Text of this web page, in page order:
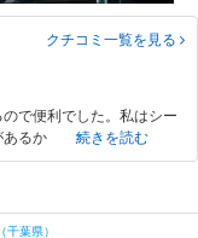
クチコミ一覧を見る
で便利でした。私はシー
あるか
続きを読む
（千葉県）